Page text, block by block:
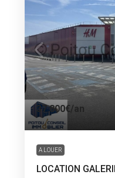
37 800€/an
A LOUER
LOCATION